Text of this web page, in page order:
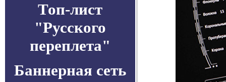
Топ-лист
"Русского
переплета"
Баннерная сеть